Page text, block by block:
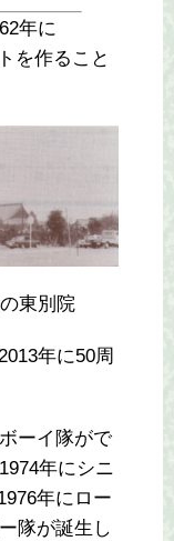
年に
を作ること
東別院
年に50周
ーイ隊がで
年にシニ
年にロー
隊が誕生し